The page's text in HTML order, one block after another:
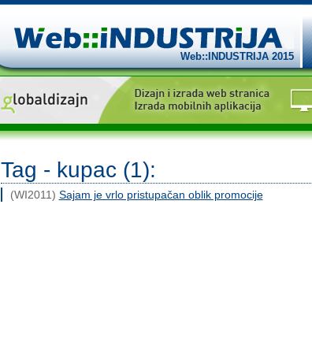
Web::INDUSTRIJA 2015
Tag - kupac (1):
(WI2011) Sajam je vrlo pristupačan oblik promocije